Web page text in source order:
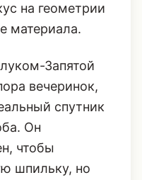
на геометрии
материала.
Запятой
вечеринок,
спутник
Он
чтобы
шпильку, но